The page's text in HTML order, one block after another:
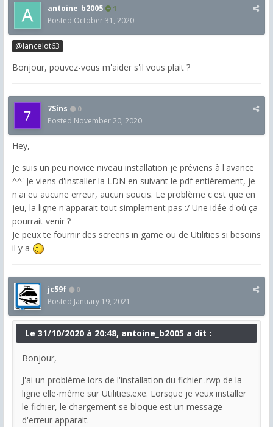
antoine_b2005 1
Posted October 31, 2020
@lancelot63
Bonjour, pouvez-vous m'aider s'il vous plait ?
7Sins 0
Posted November 20, 2020
Hey,
Je suis un peu novice niveau installation je préviens à l'avance
^^' Je viens d'installer la LDN en suivant le pdf entièrement, je
n'ai eu aucune erreur, aucun soucis. Le problème c'est que en
jeu, la ligne n'apparait tout simplement pas :/ Une idée d'où ça
pourrait venir ?
Je peux te fournir des screens in game ou de Utilities si besoins
il y a
jc59f 0
Posted January 19, 2021
Le 31/10/2020 à 20:48, antoine_b2005 a dit :
Bonjour,
J'ai un problème lors de l'installation du fichier .rwp de la
ligne elle-même sur Utilities.exe. Lorsque je veux installer
le fichier, le chargement se bloque est un message
d'erreur apparait.